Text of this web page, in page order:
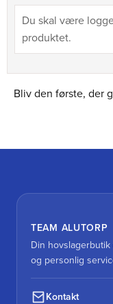
Bliv den første, der
TEAM ALUTORP
Din
og personlig
Kontakt